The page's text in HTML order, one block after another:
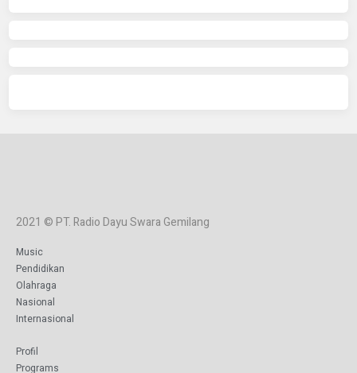
2021 © PT. Radio Dayu Swara Gemilang
Music
Pendidikan
Olahraga
Nasional
Internasional
Profil
Programs